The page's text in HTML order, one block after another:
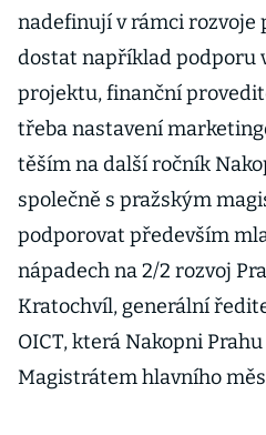
nadefinují v rámci rozvoje
dostat například podporu
projektu, finanční
třeba nastavení
těším na další ročník
společně s pražským
podporovat především
nápadech na 2/2 rozvoj
Kratochvíl, generální
OICT, která Nakopni
Magistrátem hlavního